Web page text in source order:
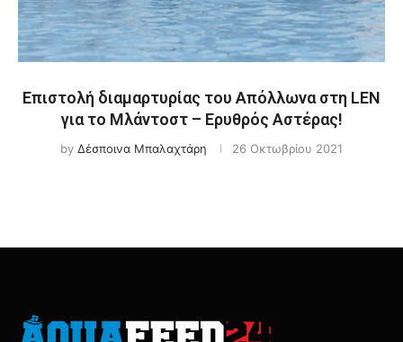
Επιστολή διαμαρτυρίας του Απόλλωνα στη LEN
για το Μλάντοστ – Ερυθρός Αστέρας!
by Δέσποινα Μπαλαχτάρη 26 Οκτωβρίου 2021